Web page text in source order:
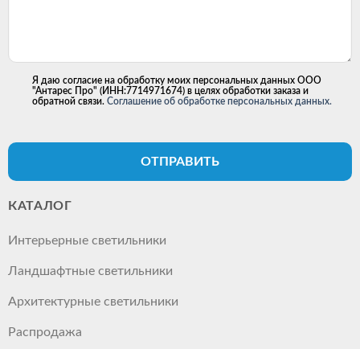
Я даю согласие на обработку моих персональных данных ООО
"Антарес Про" (ИНН:7714971674) в целях обработки заказа и
обратной связи. Соглашение об обработке персональных данных.
ОТПРАВИТЬ
КАТАЛОГ
Интерьерные светильники
Ландшафтные светильники
Архитектурные светильники
Распродажа